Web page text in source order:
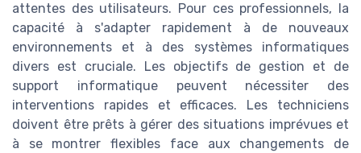
attentes des utilisateurs. Pour ces professionnels, la
capacité à s'adapter rapidement à de nouveaux
environnements et à des systèmes informatiques
divers est cruciale. Les objectifs de gestion et de
support informatique peuvent nécessiter des
interventions rapides et efficaces. Les techniciens
doivent être prêts à gérer des situations imprévues et
à se montrer flexibles face aux changements de